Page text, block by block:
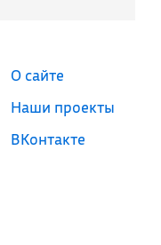
О сайте
Наши проекты
ВКонтакте